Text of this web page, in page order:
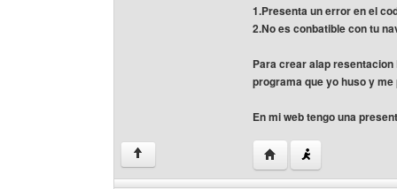
1.Presenta un error en el
2.No es conbatible con tu
Para crear alap
programa que yo huso y
En mi web tengo una
↑ Visitar sitio web del